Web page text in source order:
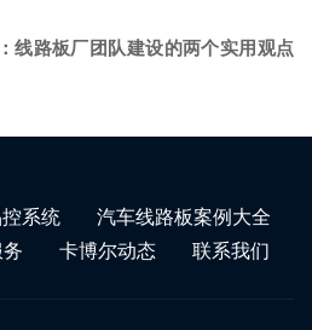
线路板厂团队建设的两个实用观点
系统
汽车线路板案例大全
卡博尔动态 联系我们